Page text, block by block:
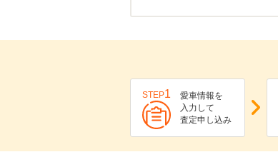
STEP1
愛車情報を
入力して
査定申し込み